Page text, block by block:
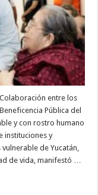
entre los
Pública del
y con rostro humano
instituciones y
de Yucatán,
de vida, manifestó …